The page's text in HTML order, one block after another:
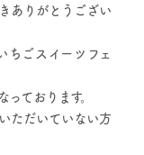
ありがとうござい
ちごスイーツフェ
ております。
ただいていない方